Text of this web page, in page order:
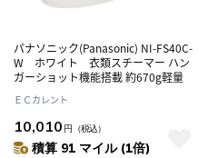
パナソニック(Panasonic) NI-FS40C-
W ホワイト 衣類スチーマー ハン
ガーショット機能搭載 約670g軽量
ＥＣカレント
10,010 円 （税込）
積算 91 マイル (1倍)